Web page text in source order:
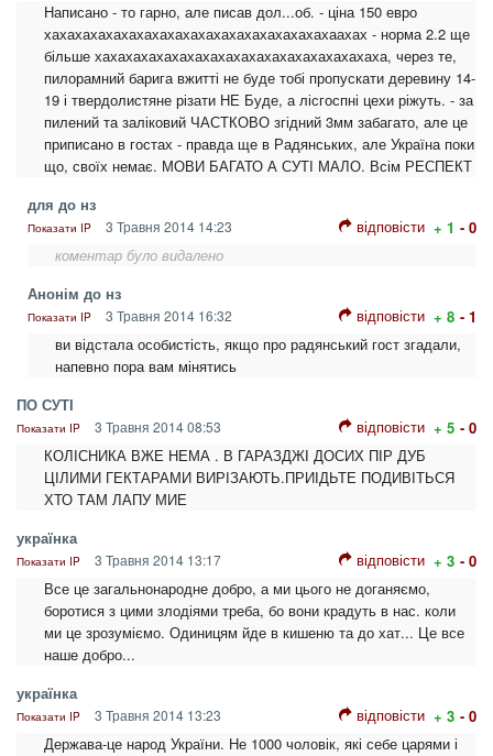
Написано - то гарно, але писав дол...об. - ціна 150 евро
хахахахахахахахахахахахахахахахахахахаахах - норма 2.2 ще
більше хахахахахахахахахахахахахахахахахахаха, через те,
пилорамний барига вжитті не буде тобі пропускати деревину 14-
19 і твердолистяне різати НЕ Буде, а лісгоспні цехи ріжуть. - за
пилений та заліковий ЧАСТКОВО згідний 3мм забагато, але це
приписано в гостах - правда ще в Радянських, але Україна поки
що, своїх немає. МОВИ БАГАТО А СУТІ МАЛО. Всім РЕСПЕКТ
для до нз
Показати IP 3 Травня 2014 14:23 відповісти + 1 - 0
коментар було видалено
Анонім до нз
Показати IP 3 Травня 2014 16:32 відповісти + 8 - 1
ви відстала особистість, якщо про радянський гост згадали,
напевно пора вам мінятись
ПО СУТІ
Показати IP 3 Травня 2014 08:53 відповісти + 5 - 0
КОЛІСНИКА ВЖЕ НЕМА . В ГАРАЗДЖІ ДОСИХ ПІР ДУБ
ЦІЛИМИ ГЕКТАРАМИ ВИРІЗАЮТЬ.ПРИІДЬТЕ ПОДИВІТЬСЯ
ХТО ТАМ ЛАПУ МИЕ
українка
Показати IP 3 Травня 2014 13:17 відповісти + 3 - 0
Все це загальнонародне добро, а ми цього не доганяємо,
боротися з цими злодіями треба, бо вони крадуть в нас. коли
ми це зрозуміємо. Одиницям йде в кишеню та до хат... Це все
наше добро...
українка
Показати IP 3 Травня 2014 13:23 відповісти + 3 - 0
Держава-це народ України. Не 1000 чоловік, які себе царями і